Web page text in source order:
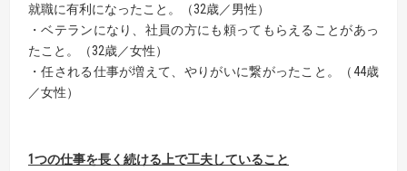
就職に有利になったこと。（32歳／男性）
・ベテランになり、社員の方にも頼ってもらえることがあっ
たこと。（32歳／女性）
・任される仕事が増えて、やりがいに繋がったこと。（44歳
／女性）
1 つの仕事を長く続ける上で工夫していること